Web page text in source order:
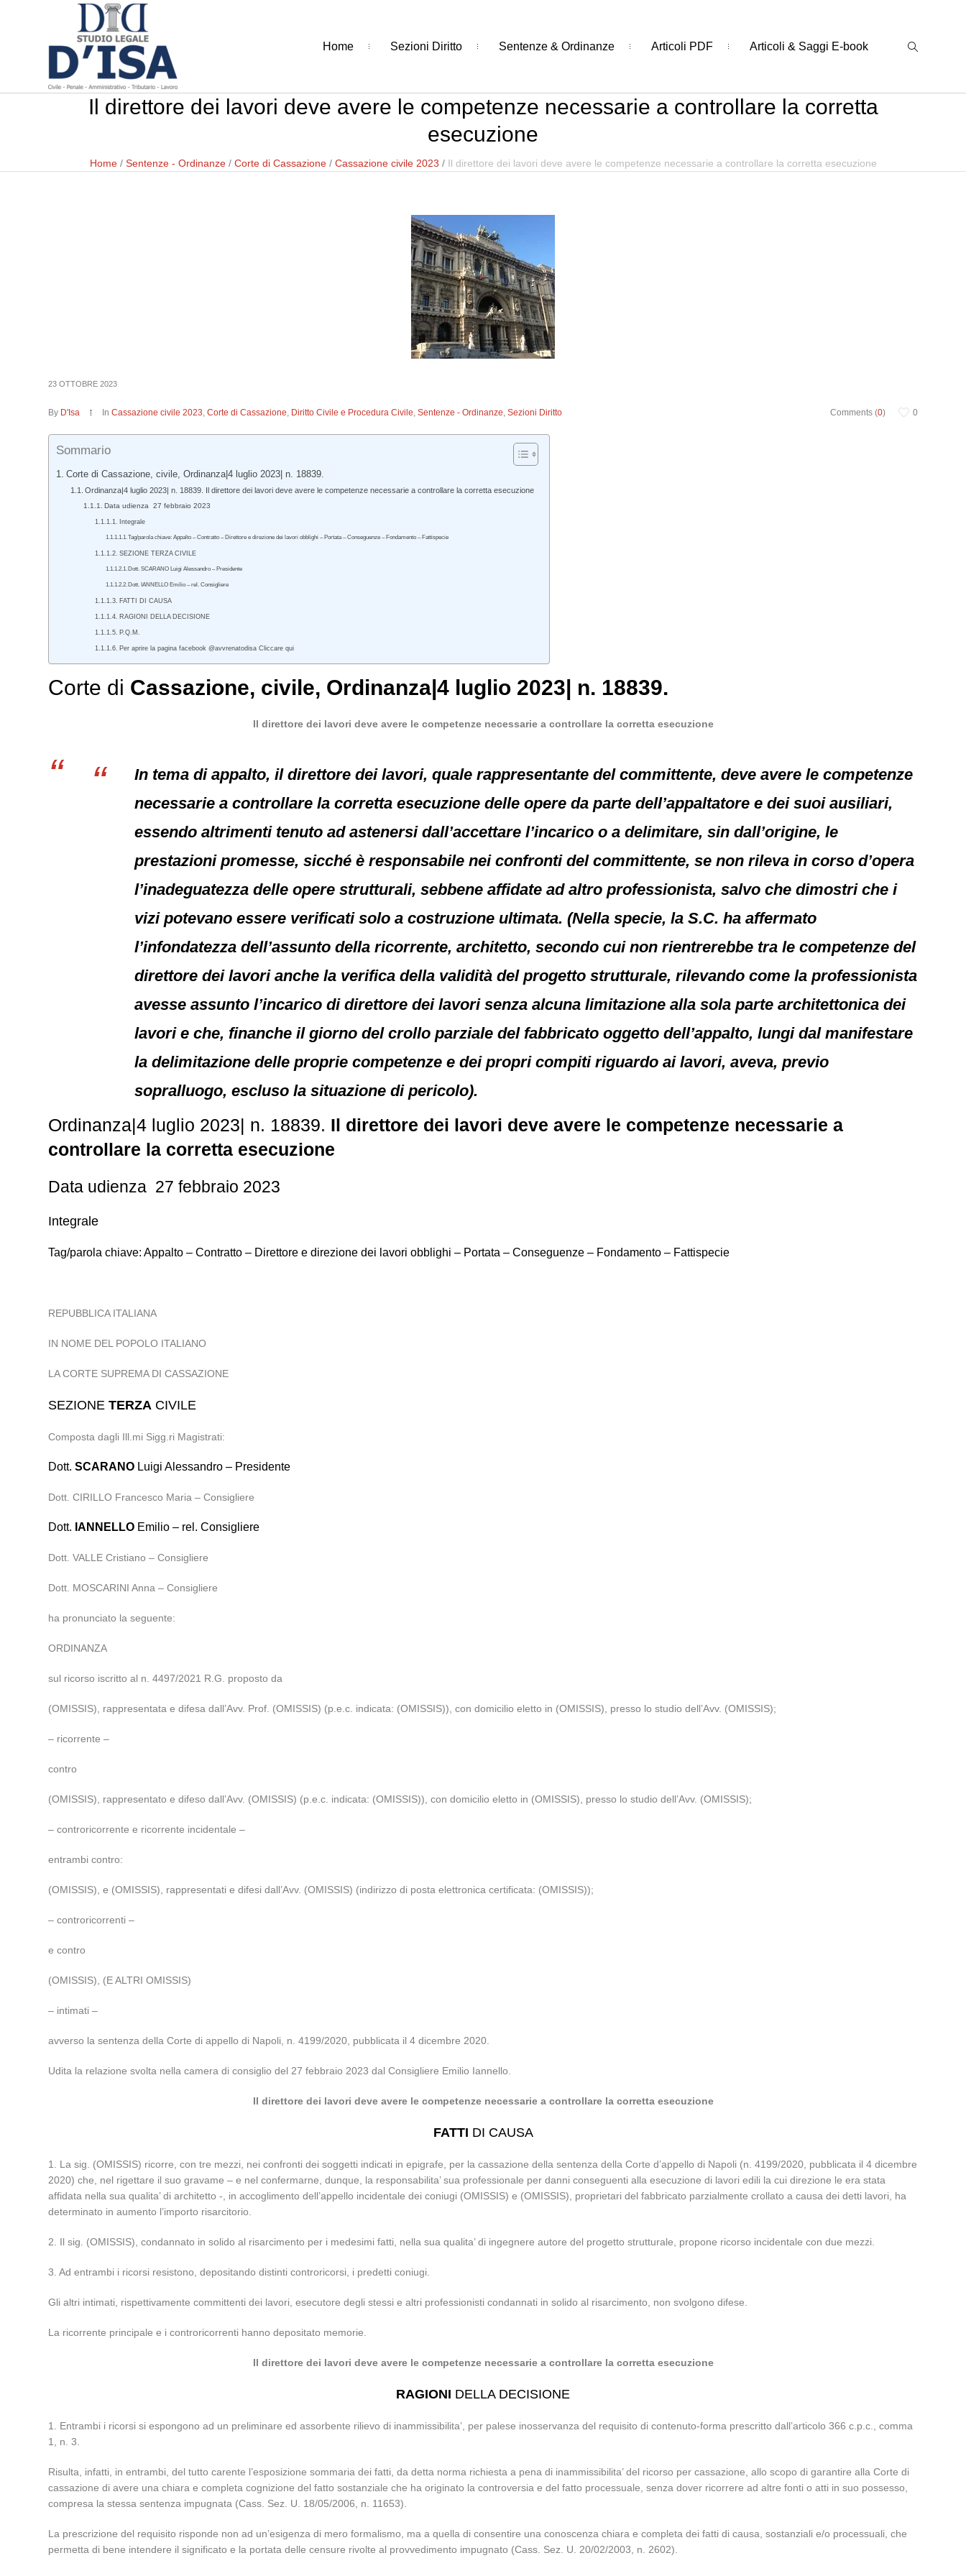
Home Sezioni Diritto Sentenze & Ordinanze Articoli PDF Articoli & Saggi E-book
Il direttore dei lavori deve avere le competenze necessarie a controllare la corretta
esecuzione
Home / Sentenze - Ordinanze / Corte di Cassazione / Cassazione civile 2023 / Il direttore dei lavori deve avere le competenze necessarie a controllare la corretta esecuzione
23 OTTOBRE 2023
Comments (0) 0
By D'Isa InCassazione civile 2023,Corte di Cassazione, Diritto Civile e Procedura Civile,Sentenze - Ordinanze,Sezioni Diritto
Sommario
Corte di Cassazione, civile, Ordinanza|4 luglio 2023| n. 18839.
Ordinanza|4 luglio 2023| n. 18839. Il direttore dei lavori deve avere le competenze necessarie a controllare la corretta esecuzione
Data udienza 27 febbraio 2023
Integrale
Tag/parola chiave: Appalto – Contratto – Direttore e direzione dei lavori obblighi – Portata – Conseguenze – Fondamento – Fattispecie
SEZIONE TERZA CIVILE
Dott. SCARANO Luigi Alessandro – Presidente
Dott. IANNELLO Emilio – rel. Consigliere
FATTI DI CAUSA
RAGIONI DELLA DECISIONE
P.Q.M.
Per aprire la pagina facebook @avvrenatodisa Cliccare qui
Corte di Cassazione, civile, Ordinanza|4 luglio 2023| n. 18839.
Il direttore dei lavori deve avere le competenze necessarie a controllare la corretta esecuzione
In tema di appalto, il direttore dei lavori, quale rappresentante del committente, deve avere le competenze
necessarie a controllare la corretta esecuzione delle opere da parte dell’appaltatore e dei suoi ausiliari,
essendo altrimenti tenuto ad astenersi dall’accettare l’incarico o a delimitare, sin dall’origine, le
prestazioni promesse, sicché è responsabile nei confronti del committente, se non rileva in corso d’opera
l’inadeguatezza delle opere strutturali, sebbene affidate ad altro professionista, salvo che dimostri che i
vizi potevano essere verificati solo a costruzione ultimata. (Nella specie, la S.C. ha affermato
l’infondatezza dell’assunto della ricorrente, architetto, secondo cui non rientrerebbe tra le competenze del
direttore dei lavori anche la verifica della validità del progetto strutturale, rilevando come la professionista
avesse assunto l’incarico di direttore dei lavori senza alcuna limitazione alla sola parte architettonica dei
lavori e che, finanche il giorno del crollo parziale del fabbricato oggetto dell’appalto, lungi dal manifestare
la delimitazione delle proprie competenze e dei propri compiti riguardo ai lavori, aveva, previo
sopralluogo, escluso la situazione di pericolo).
Ordinanza|4 luglio 2023| n. 18839. Il direttore dei lavori deve avere le competenze necessarie a
controllare la corretta esecuzione
Data udienza 27 febbraio 2023
Integrale
Tag/parola chiave: Appalto – Contratto – Direttore e direzione dei lavori obblighi – Portata – Conseguenze – Fondamento – Fattispecie
REPUBBLICA ITALIANA
IN NOME DEL POPOLO ITALIANO
LA CORTE SUPREMA DI CASSAZIONE
SEZIONETERZA CIVILE
Composta dagli Ill.mi Sigg.ri Magistrati:
Dott.SCARANO Luigi Alessandro – Presidente
Dott. CIRILLO Francesco Maria – Consigliere
Dott. IANNELLO Emilio – rel. Consigliere
Dott. VALLE Cristiano – Consigliere
Dott. MOSCARINI Anna – Consigliere
ha pronunciato la seguente:
ORDINANZA
sul ricorso iscritto al n. 4497/2021 R.G. proposto da
(OMISSIS), rappresentata e difesa dall’Avv. Prof. (OMISSIS) (p.e.c. indicata: (OMISSIS)), con domicilio eletto in (OMISSIS), presso lo studio dell’Avv. (OMISSIS);
– ricorrente –
contro
(OMISSIS), rappresentato e difeso dall’Avv. (OMISSIS) (p.e.c. indicata: (OMISSIS)), con domicilio eletto in (OMISSIS), presso lo studio dell’Avv. (OMISSIS);
– controricorrente e ricorrente incidentale –
entrambi contro:
(OMISSIS), e (OMISSIS), rappresentati e difesi dall’Avv. (OMISSIS) (indirizzo di posta elettronica certificata: (OMISSIS));
– controricorrenti –
e contro
(OMISSIS), (E ALTRI OMISSIS)
– intimati –
avverso la sentenza della Corte di appello di Napoli, n. 4199/2020, pubblicata il 4 dicembre 2020.
Udita la relazione svolta nella camera di consiglio del 27 febbraio 2023 dal Consigliere Emilio Iannello.
Il direttore dei lavori deve avere le competenze necessarie a controllare la corretta esecuzione
FATTI DI CAUSA
1. La sig. (OMISSIS) ricorre, con tre mezzi, nei confronti dei soggetti indicati in epigrafe, per la cassazione della sentenza della Corte d’appello di Napoli (n. 4199/2020, pubblicata il 4 dicembre
2020) che, nel rigettare il suo gravame – e nel confermarne, dunque, la responsabilita’ sua professionale per danni conseguenti alla esecuzione di lavori edili la cui direzione le era stata
affidata nella sua qualita’ di architetto -, in accoglimento dell’appello incidentale dei coniugi (OMISSIS) e (OMISSIS), proprietari del fabbricato parzialmente crollato a causa dei detti lavori, ha
determinato in aumento l’importo risarcitorio.
2. Il sig. (OMISSIS), condannato in solido al risarcimento per i medesimi fatti, nella sua qualita’ di ingegnere autore del progetto strutturale, propone ricorso incidentale con due mezzi.
3. Ad entrambi i ricorsi resistono, depositando distinti controricorsi, i predetti coniugi.
Gli altri intimati, rispettivamente committenti dei lavori, esecutore degli stessi e altri professionisti condannati in solido al risarcimento, non svolgono difese.
La ricorrente principale e i controricorrenti hanno depositato memorie.
Il direttore dei lavori deve avere le competenze necessarie a controllare la corretta esecuzione
RAGIONI DELLA DECISIONE
1. Entrambi i ricorsi si espongono ad un preliminare ed assorbente rilievo di inammissibilita’, per palese inosservanza del requisito di contenuto-forma prescritto dall’articolo 366 c.p.c., comma
1, n. 3.
Risulta, infatti, in entrambi, del tutto carente l’esposizione sommaria dei fatti, da detta norma richiesta a pena di inammissibilita’ del ricorso per cassazione, allo scopo di garantire alla Corte di
cassazione di avere una chiara e completa cognizione del fatto sostanziale che ha originato la controversia e del fatto processuale, senza dover ricorrere ad altre fonti o atti in suo possesso,
compresa la stessa sentenza impugnata (Cass. Sez. U. 18/05/2006, n. 11653).
La prescrizione del requisito risponde non ad un’esigenza di mero formalismo, ma a quella di consentire una conoscenza chiara e completa dei fatti di causa, sostanziali e/o processuali, che
permetta di bene intendere il significato e la portata delle censure rivolte al provvedimento impugnato (Cass. Sez. U. 20/02/2003, n. 2602).